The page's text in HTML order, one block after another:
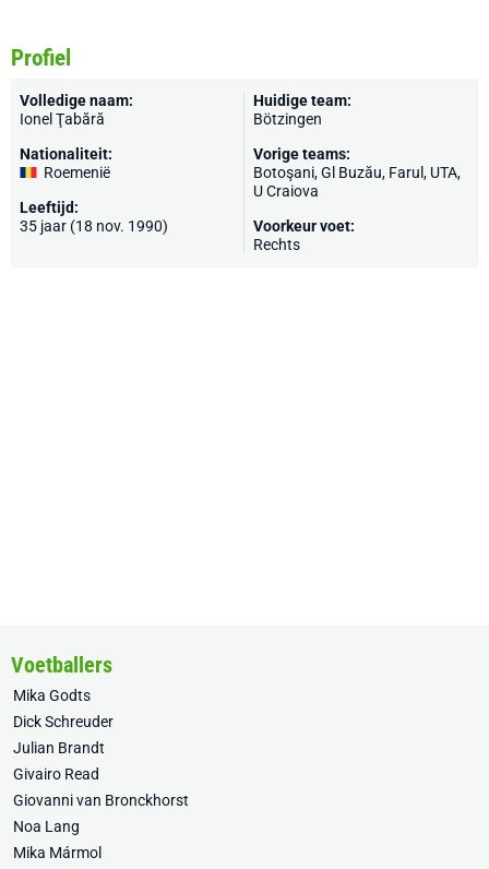
Profiel
Volledige naam:
Ionel Ţabără
Nationaliteit:
Roemenië
Leeftijd:
35 jaar (18 nov. 1990)
Huidige team:
Bötzingen
Vorige teams:
Botoşani, Gl Buzău, Farul, UTA,
U Craiova
Voorkeur voet:
Rechts
Voetballers
Mika Godts
Dick Schreuder
Julian Brandt
Givairo Read
Giovanni van Bronckhorst
Noa Lang
Mika Mármol